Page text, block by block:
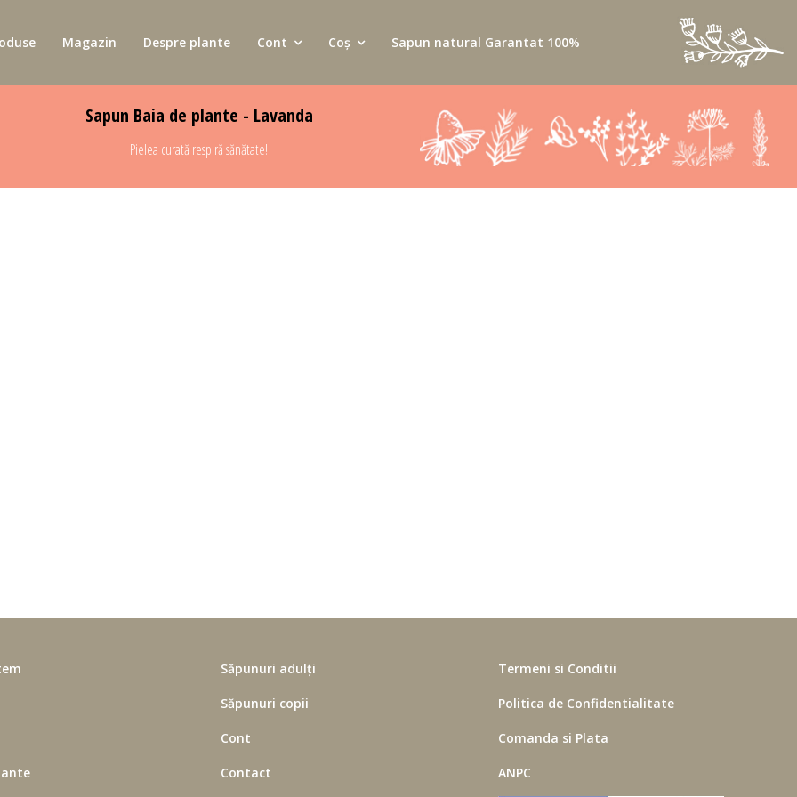
Magazin Despre plante Cont Coș Sapun natural Garantat 100%
Sapun Baia de plante - Lavanda
Pielea curată respiră sănătate!
Săpunuri adulți
Săpunuri copii
Cont
Contact
Termeni si Conditii
Politica de Confidentialitate
Comanda si Plata
ANPC